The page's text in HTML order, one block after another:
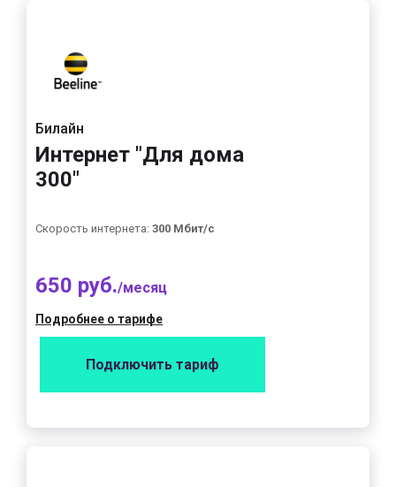
Билайн
Интернет "Для дома
300"
Скорость интернета: 300 Мбит/с
650 руб./месяц
Подробнее о тарифе
Подключить тариф